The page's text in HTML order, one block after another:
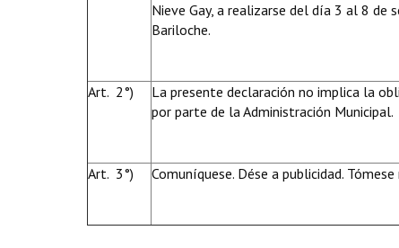
Nieve Gay, a realizarse del día 3 al 8 de
Bariloche.
Art. 2°)
La presente declaración no implica la
por parte de la Administración Municipal.
Art. 3°) Comuníquese. Dése a publicidad.